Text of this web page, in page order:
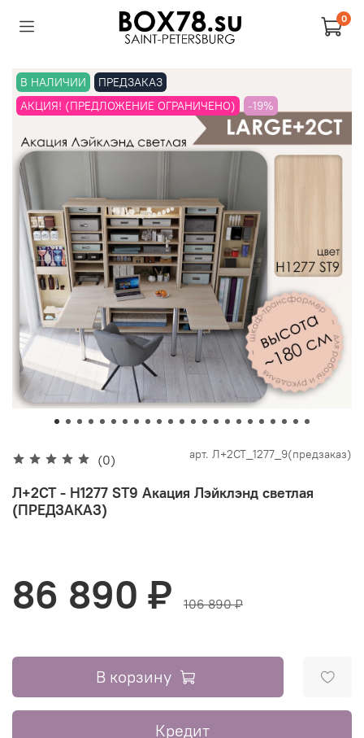
0
В НАЛИЧИИ
ПРЕДЗАКАЗ
АКЦИЯ! (ПРЕДЛОЖЕНИЕ ОГРАНИЧЕНО)
-19%
(0) арт. Л+2СТ_1277_9(предзаказ)
Л+2СТ - H1277 ST9 Акация Лэйклэнд светлая
(ПРЕДЗАКАЗ)
86 890 ₽ 106 890 ₽
В корзину
Кредит